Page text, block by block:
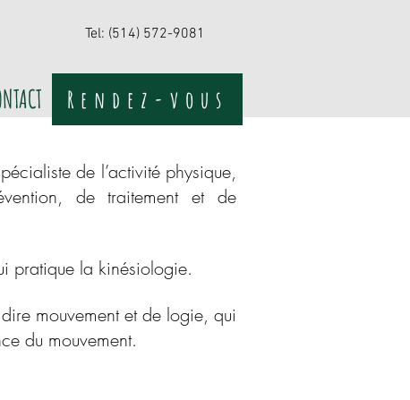
Tel: (514) 572-9081
Rendez-vous
de l’activité physique,
de traitement et de
pratique la kinésiologie.
mouvement et de logie, qui
du mouvement.